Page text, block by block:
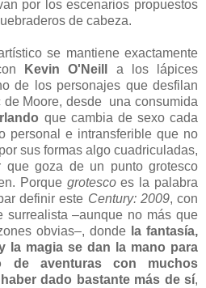
por los escenarios propuestos
de cabeza.
se mantiene exactamente
Kevin O'Neill
a los lápices
de los personajes que desfilan
Moore, desde una consumida
que cambia de sexo cada
personal e intransferible que no
sus formas algo cuadriculadas,
que goza de un punto grotesco
Porque grotescoes la palabra
definir este Century: 2009, con
surrealista –aunque no más que
obvias–, donde la fantasía,
la magia se dan la mano para
de aventuras con muchos
dado bastante más de sí,